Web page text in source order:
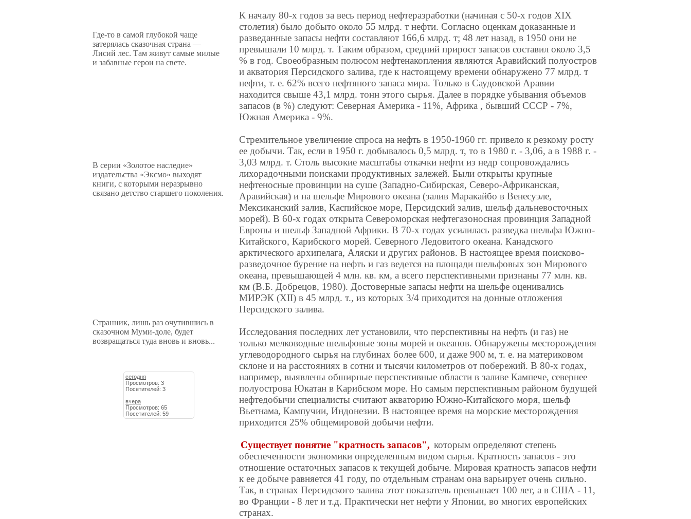
Где-то в самой глубокой чаще
затерялась сказочная страна —
Лисий лес. Там живут самые милые
и забавные герои на свете.
В серии «Золотое наследие»
издательства «Эксмо» выходят
книги, с которыми неразрывно
связано детство старшего поколения.
Странник, лишь раз очутившись в
сказочном Муми-доле, будет
возвращаться туда вновь и вновь...
сегодня
Просмотров: 3
Посетителей: 3
вчера
Просмотров: 65
Посетителей: 59
К началу 80-х годов за весь период нефтеразработки (начиная с 50-х годов XIX
столетия) было добыто около 55 млрд. т нефти. Согласно оценкам доказанные и
разведанные запасы нефти составляют 166,6 млрд. т; 48 лет назад, в 1950 они не
превышали 10 млрд. т. Таким образом, средний прирост запасов составил около 3,5
% в год. Своеобразным полюсом нефтенакопления являются Аравийский полуостров
и акватория Персидского залива, где к настоящему времени обнаружено 77 млрд. т
нефти, т. е. 62% всего нефтяного запаса мира. Только в Саудовской Аравии
находится свыше 43,1 млрд. тонн этого сырья. Далее в порядке убывания объемов
запасов (в %) следуют: Северная Америка - 11%, Африка , бывший СССР - 7%,
Южная Америка - 9%.
Стремительное увеличение спроса на нефть в 1950-1960 гг. привело к резкому росту
ее добычи. Так, если в 1950 г. добывалось 0,5 млрд. т, то в 1980 г. - 3,06, а в 1988 г. -
3,03 млрд. т. Столь высокие масштабы откачки нефти из недр сопровождались
лихорадочными поисками продуктивных залежей. Были открыты крупные
нефтеносные провинции на суше (Западно-Сибирская, Северо-Африканская,
Аравийская) и на шельфе Мирового океана (залив Маракайбо в Венесуэле,
Мексиканский залив, Каспийское море, Персидский залив, шельф дальневосточных
морей). В 60-х годах открыта Североморская нефтегазоносная провинция Западной
Европы и шельф Западной Африки. В 70-х годах усилилась разведка шельфа Южно-
Китайского, Карибского морей. Северного Ледовитого океана. Канадского
арктического архипелага, Аляски и других районов. В настоящее время поисково-
разведочное бурение на нефть и газ ведется на площади шельфовых зон Мирового
океана, превышающей 4 млн. кв. км, а всего перспективными признаны 77 млн. кв.
км (В.Б. Добрецов, 1980). Достоверные запасы нефти на шельфе оценивались
МИРЭК (XII) в 45 млрд. т., из которых 3/4 приходится на донные отложения
Персидского залива.
Исследования последних лет установили, что перспективны на нефть (и газ) не
только мелководные шельфовые зоны морей и океанов. Обнаружены месторождения
углеводородного сырья на глубинах более 600, и даже 900 м, т. е. на материковом
склоне и на расстояниях в сотни и тысячи километров от побережий. В 80-х годах,
например, выявлены обширные перспективные области в заливе Кампече, севернее
полуострова Юкатан в Карибском море. Но самым перспективным районом будущей
нефтедобычи специалисты считают акваторию Южно-Китайского моря, шельф
Вьетнама, Кампучии, Индонезии. В настоящее время на морские месторождения
приходится 25% общемировой добычи нефти.
Существует понятие "кратность запасов", которым определяют степень
обеспеченности экономики определенным видом сырья. Кратность запасов - это
отношение остаточных запасов к текущей добыче. Мировая кратность запасов нефти
к ее добыче равняется 41 году, по отдельным странам она варьирует очень сильно.
Так, в странах Персидского залива этот показатель превышает 100 лет, а в США - 11,
во Франции - 8 лет и т.д. Практически нет нефти у Японии, во многих европейских
странах.